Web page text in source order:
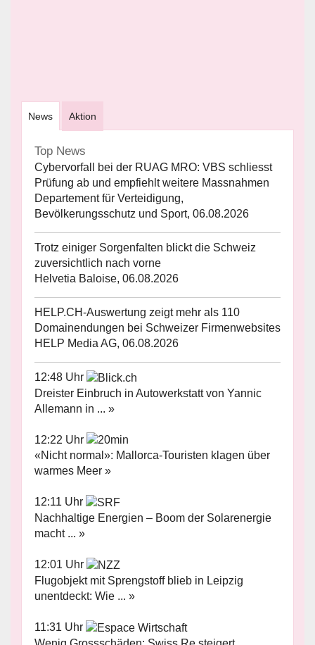
News Aktion
Top News
Cybervorfall bei der RUAG MRO: VBS schliesst
Prüfung ab und empfiehlt weitere Massnahmen
Departement für Verteidigung,
Bevölkerungsschutz und Sport, 06.08.2026
Trotz einiger Sorgenfalten blickt die Schweiz
zuversichtlich nach vorne
Helvetia Baloise, 06.08.2026
HELP.CH-Auswertung zeigt mehr als 110
Domainendungen bei Schweizer Firmenwebsites
HELP Media AG, 06.08.2026
12:48 Uhr
Dreister Einbruch in Autowerkstatt von Yannic
Allemann in ... »
12:22 Uhr
«Nicht normal»: Mallorca-Touristen klagen über
warmes Meer »
12:11 Uhr
Nachhaltige Energien – Boom der Solarenergie
macht ... »
12:01 Uhr
Flugobjekt mit Sprengstoff blieb in Leipzig
unentdeckt: Wie ... »
11:31 Uhr